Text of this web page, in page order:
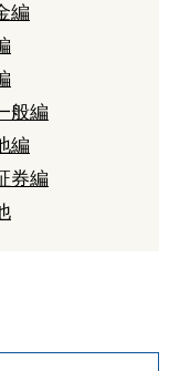
編
般編
編
券編